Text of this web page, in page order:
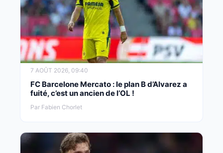
7 AOÛT 2026, 09:40
FC Barcelone Mercato : le plan B d’Alvarez a
fuité, c’est un ancien de l’OL !
Par Fabien Chorlet